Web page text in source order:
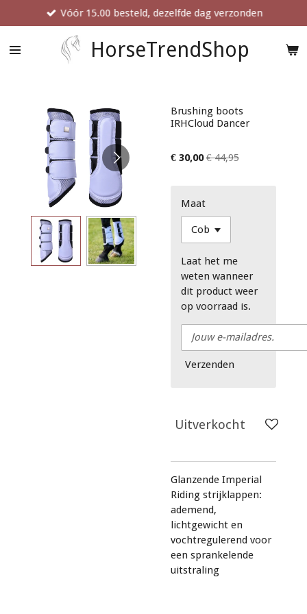
direct
naar
HorseTrendShop
Vóór 15.00 besteld, dezelfde dag verzonden
Brushing boots
IRHCloud Dancer
€ 30,00 € 44,95
Maat
Laat het me
weten wanneer
dit product weer
op voorraad is.
Verzenden
Uitverkocht
Glanzende Imperial
Riding strijklappen:
ademend,
lichtgewicht en
vochtregulerend voor
een sprankelende
uitstraling